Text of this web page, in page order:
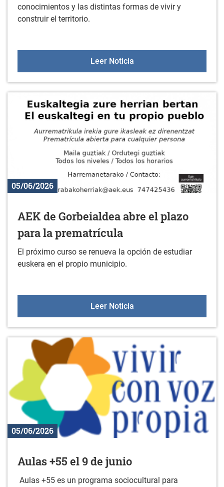
conocimientos y las distintas formas de vivir y
construir el territorio.
Leer NoticiaTaller de reflexión en el
05/06/2026
AEK de Gorbeialdea abre el plazo
para la prematrícula
El próximo curso se renueva la opción de estudiar
euskera en el propio municipio.
Leer NoticiaAEK de Gorbeialdea
05/06/2026
Aulas +55 el 9 de junio
Aulas +55 es un programa sociocultural para